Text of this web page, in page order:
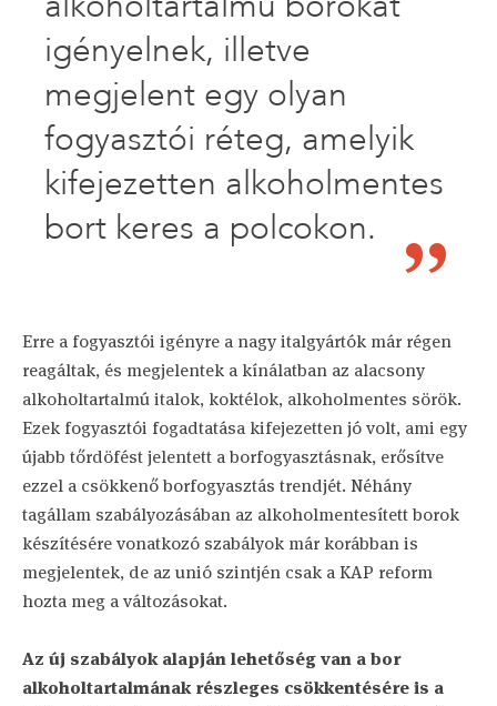
igényelnek, illetve
megjelent egy olyan
fogyasztói réteg, amelyik
kifejezetten alkoholmentes
bort keres a polcokon.
Erre a fogyasztói igényre a nagy italgyártók már régen
reagáltak, és megjelentek a kínálatban az alacsony
alkoholtartalmú italok, koktélok, alkoholmentes sörök.
Ezek fogyasztói fogadtatása kifejezetten jó volt, ami egy
újabb tőrdöfést jelentett a borfogyasztásnak, erősítve
ezzel a csökkenő borfogyasztás trendjét. Néhány
tagállam szabályozásában az alkoholmentesített borok
készítésére vonatkozó szabályok már korábban is
megjelentek, de az unió szintjén csak a KAP reform
hozta meg a változásokat.
Az új szabályok alapján lehetőség van a bor
alkoholtartalmának részleges csökkentésére is a